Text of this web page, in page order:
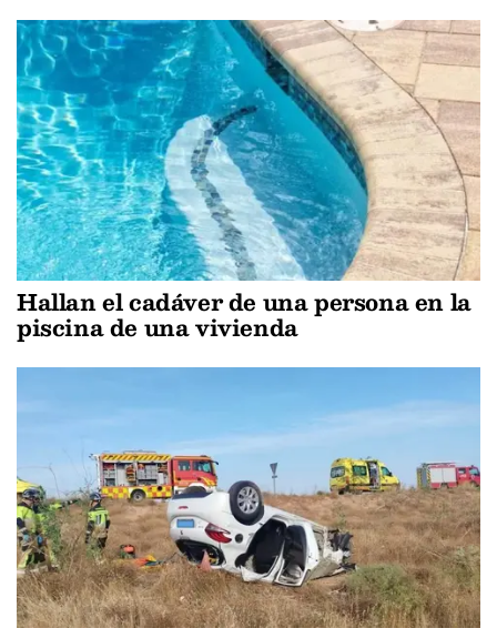
Hallan el cadáver de una persona en la
piscina de una vivienda